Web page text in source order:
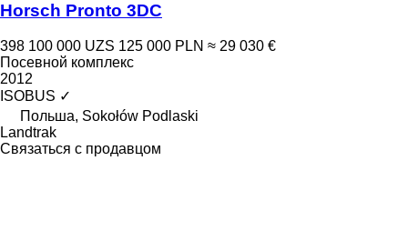
Horsch Pronto 3DC
398 100 000 UZS 125 000 PLN ≈ 29 030 €
Посевной комплекс
2012
ISOBUS ✓
Польша, Sokołów Podlaski
Landtrak
Связаться с продавцом